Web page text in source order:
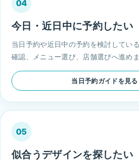
04
今日・近日中に予約したい
当日予約や近日中の予約を検討してい
確認、メニュー選び、店舗選びへ進めま
当日予約ガイドを見る
05
似合うデザインを探したい